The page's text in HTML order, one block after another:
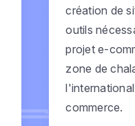
création de
outils
projet e-
zone de
commerce.